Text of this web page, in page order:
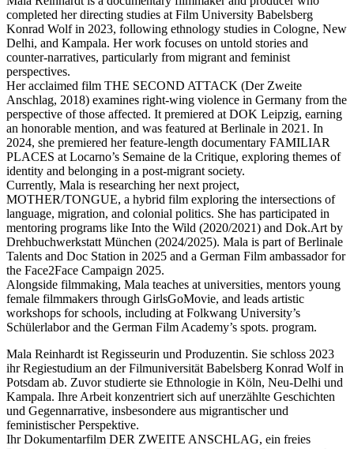
completed her directing studies at Film University Babelsberg
Konrad Wolf in 2023, following ethnology studies in Cologne, New
Delhi, and Kampala. Her work focuses on untold stories and
counter-narratives, particularly from migrant and feminist
perspectives.
Her acclaimed film THE SECOND ATTACK (Der Zweite
Anschlag, 2018) examines right-wing violence in Germany from the
perspective of those affected. It premiered at DOK Leipzig, earning
an honorable mention, and was featured at Berlinale in 2021. In
2024, she premiered her feature-length documentary FAMILIAR
PLACES at Locarno’s Semaine de la Critique, exploring themes of
identity and belonging in a post-migrant society.
Currently, Mala is researching her next project,
MOTHER/TONGUE, a hybrid film exploring the intersections of
language, migration, and colonial politics. She has participated in
mentoring programs like Into the Wild (2020/2021) and Dok.Art by
Drehbuchwerkstatt München (2024/2025). Mala is part of Berlinale
Talents and Doc Station in 2025 and a German Film ambassador for
the Face2Face Campaign 2025.
Alongside filmmaking, Mala teaches at universities, mentors young
female filmmakers through GirlsGoMovie, and leads artistic
workshops for schools, including at Folkwang University’s
Schülerlabor and the German Film Academy’s spots. program.
Mala Reinhardt ist Regisseurin und Produzentin. Sie schloss 2023
ihr Regiestudium an der Filmuniversität Babelsberg Konrad Wolf in
Potsdam ab. Zuvor studierte sie Ethnologie in Köln, Neu-Delhi und
Kampala. Ihre Arbeit konzentriert sich auf unerzählte Geschichten
und Gegennarrative, insbesondere aus migrantischer und
feministischer Perspektive.
Ihr Dokumentarfilm DER ZWEITE ANSCHLAG, ein freies